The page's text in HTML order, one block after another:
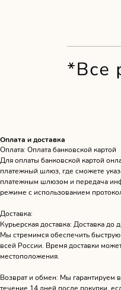
Оплата и доставка
Оплата: Оплата банковской картой
Для оплаты банковской картой
платежный шлюз, где сможете
платежным шлюзом и передача
режиме с использованием
Доставка:
Курьерская доставка: Доставка
Мы стремимся обеспечить
всей России. Время доставки
местоположения.
Возврат и обмен: Мы гарантируем